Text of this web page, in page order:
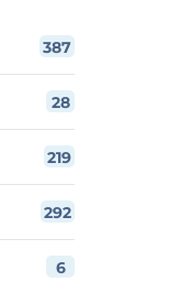
387
28
219
292
6